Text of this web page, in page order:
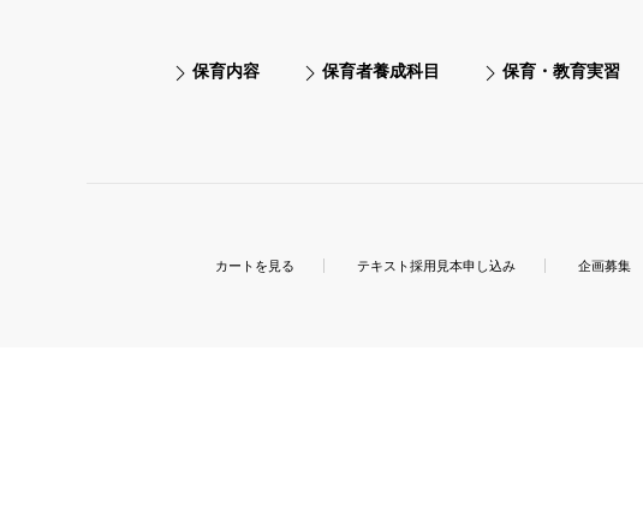
保育内容 保育者養成科目 保育・教育実習
カートを見る テキスト採用見本申し込み 企画募集